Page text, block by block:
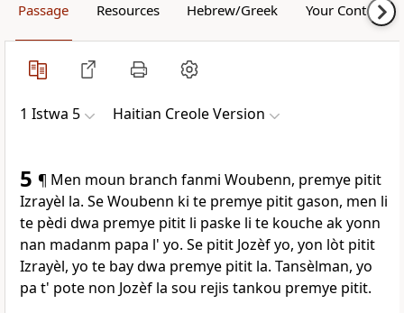
Passage Resources Hebrew/Greek Your Content
1 Istwa 5 Haitian Creole Version
5 ¶ Men moun branch fanmi Woubenn, premye pitit
Izrayèl la. Se Woubenn ki te premye pitit gason, men li
te pèdi dwa premye pitit li paske li te kouche ak yonn
nan madanm papa l' yo. Se pitit Jozèf yo, yon lòt pitit
Izrayèl, yo te bay dwa premye pitit la. Tansèlman, yo
pa t' pote non Jozèf la sou rejis tankou premye pitit.